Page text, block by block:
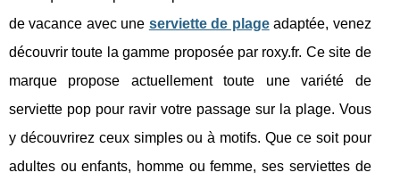
de vacance avec une serviette de plageadaptée, venez
découvrir toute la gamme proposée par roxy.fr. Ce site de
marque propose actuellement toute une variété de
serviette pop pour ravir votre passage sur la plage. Vous
y découvrirez ceux simples ou à motifs. Que ce soit pour
adultes ou enfants, homme ou femme, ses serviettes de